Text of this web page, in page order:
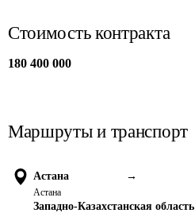
Стоимость контракта
180 400 000
Маршруты и транспорт
Астана →
Астана
Западно-Казахстанская область